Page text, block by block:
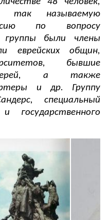
48 человек,
так называемую
по вопросу
группы были члены
еврейских общин,
бывшие
а также
и др. Группу
специальный
государственного